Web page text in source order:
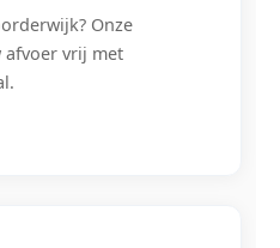
Onze
afvoer vrij met